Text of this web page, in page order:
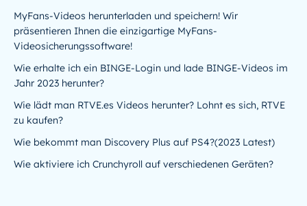
MyFans-Videos herunterladen und speichern! Wir
präsentieren Ihnen die einzigartige MyFans-
Videosicherungssoftware!
Wie erhalte ich ein BINGE-Login und lade BINGE-Videos im
Jahr 2023 herunter?
Wie lädt man RTVE.es Videos herunter? Lohnt es sich, RTVE
zu kaufen?
Wie bekommt man Discovery Plus auf PS4?(2023 Latest)
Wie aktiviere ich Crunchyroll auf verschiedenen Geräten?